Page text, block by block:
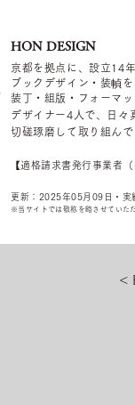
HON DESIGN
京都を拠点に、設立14年
ブックデザイン・装幀
装丁・組版・フォーマ
デザイナー4 人で、日々
切磋琢磨して取り組んで
【適格請求書発行事業者
更新：2025年05 月09 日・実
​※当サイトでは敬称を 略させていた
<